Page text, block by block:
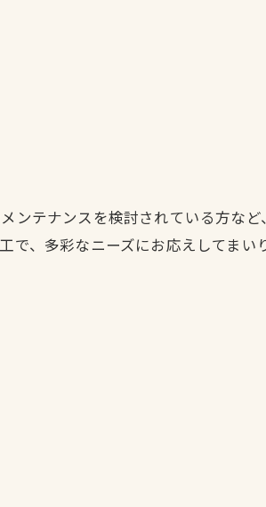
ンテナンスを検討されている方な
、多彩なニーズにお応えしてまいり